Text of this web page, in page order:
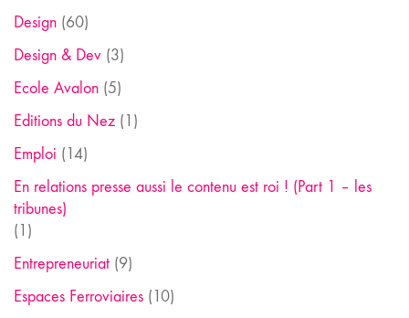
Design (60)
Design & Dev (3)
Ecole Avalon (5)
Editions du Nez (1)
Emploi (14)
En relations presse aussi le contenu est roi ! (Part 1 – les
tribunes)
(1)
Entrepreneuriat (9)
Espaces Ferroviaires (10)